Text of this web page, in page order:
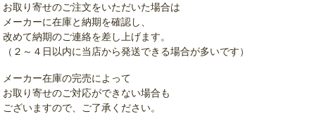
お取り寄せのご注文をいただいた場合は
メーカーに在庫と納期を確認し、
改めて納期のご連絡を差し上げます。
（２～４日以内に当店から発送できる場合が多いです）
メーカー在庫の完売によって
お取り寄せのご対応ができない場合も
ございますので、ご了承ください。